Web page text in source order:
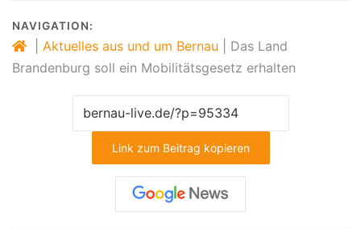
NAVIGATION:
Aktuelles aus und um Bernau
Das Land
Brandenburg soll ein Mobilitätsgesetz erhalten
Link zum Beitrag kopieren